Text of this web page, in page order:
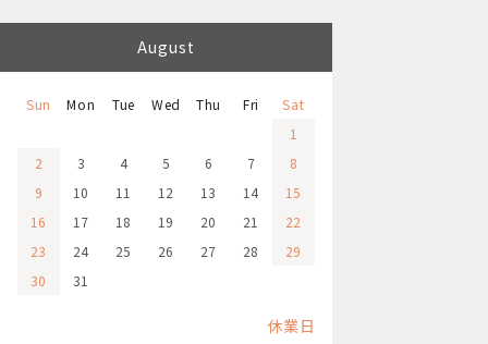
August
Sun Mon Tue Wed Thu Fri
Sat
1
2
3 4 5 6 7
8
9
10 11 12 13 14
15
16
17 18 19 20 21
22
23
24 25 26 27 28
29
30
31
休業日